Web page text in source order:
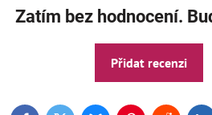
Zatím bez hodnocení.
Přidat recenzi